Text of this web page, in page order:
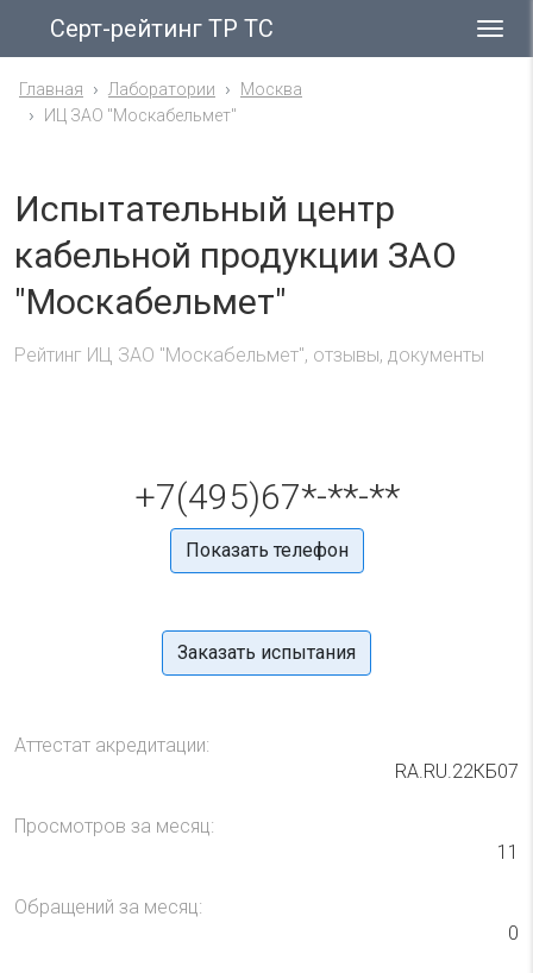
Серт-рейтинг ТР ТС
Главная Лаборатории
Москва
ИЦ ЗАО "Москабельмет"
Испытательный центр
кабельной продукции ЗАО
"Москабельмет"
Рейтинг ИЦ ЗАО "Москабельмет", отзывы, документы
+7(495)67*-**-**
Показать телефон
Заказать испытания
Аттестат акредитации:
RA.RU.22КБ07
Просмотров за месяц:
11
Обращений за месяц:
0